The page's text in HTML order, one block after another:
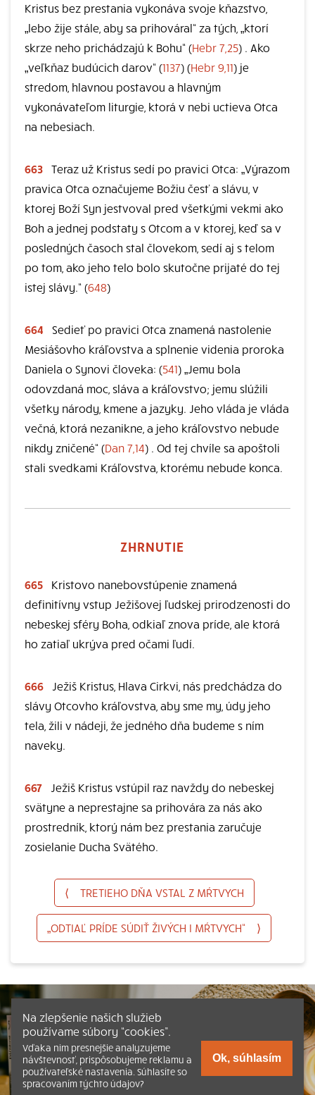
Kristus bez prestania vykonáva svoje kňazstvo,
„lebo žije stále, aby sa prihováral“ za tých, „ktorí
skrze neho prichádzajú k Bohu“ (Hebr 7,25) . Ako
„veľkňaz budúcich darov“ (1137) (Hebr 9,11) je
stredom, hlavnou postavou a hlavným
vykonávateľom liturgie, ktorá v nebi uctieva Otca
na nebesiach.
663 Teraz už Kristus sedí po pravici Otca: „Výrazom
pravica Otca označujeme Božiu česť a slávu, v
ktorej Boží Syn jestvoval pred všetkými vekmi ako
Boh a jednej podstaty s Otcom a v ktorej, keď sa v
posledných časoch stal človekom, sedí aj s telom
po tom, ako jeho telo bolo skutočne prijaté do tej
istej slávy.“ (648)
664
Sedieť po pravici Otca znamená nastolenie
Mesiášovho kráľovstva a splnenie videnia proroka
Daniela o Synovi človeka: (541) „Jemu bola
odovzdaná moc, sláva a kráľovstvo; jemu slúžili
všetky národy, kmene a jazyky. Jeho vláda je vláda
večná, ktorá nezanikne, a jeho kráľovstvo nebude
nikdy zničené“ (Dan 7,14) . Od tej chvíle sa apoštoli
stali svedkami Kráľovstva, ktorému nebude konca.
ZHRNUTIE
665
Kristovo nanebovstúpenie znamená
definitívny vstup Ježišovej ľudskej prirodzenosti do
nebeskej sféry Boha, odkiaľ znova príde, ale ktorá
ho zatiaľ ukrýva pred očami ľudí.
666
Ježiš Kristus, Hlava Cirkvi, nás predchádza do
slávy Otcovho kráľovstva, aby sme my, údy jeho
tela, žili v nádeji, že jedného dňa budeme s ním
naveky.
667
Ježiš Kristus vstúpil raz navždy do nebeskej
svätyne a neprestajne sa prihovára za nás ako
prostredník, ktorý nám bez prestania zaručuje
zosielanie Ducha Svätého.
⟨ TRETIEHO DŇA VSTAL Z MŔTVYCH
„ODTIAĽ PRÍDE SÚDIŤ ŽIVÝCH I MŔTVYCH“ ⟩
Na zlepšenie našich služieb
používame súbory “cookies”.
Vďaka nim presnejšie analyzujeme
návštevnosť, prispôsobujeme reklamu a
používateľské nastavenia. Súhlasíte so
spracovaním týchto údajov?
Ok, súhlasím